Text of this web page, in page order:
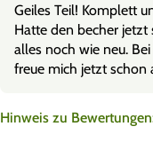
Geiles Teil! Komplett
Hatte den becher
alles noch wie neu.
freue mich jetzt
Hinweis zu